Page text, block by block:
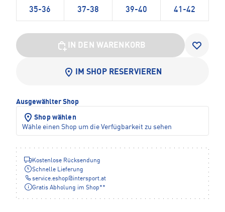
35-36 37-38 39-40 41-42
IN DEN WARENKORB
IM SHOP RESERVIEREN
Ausgewählter Shop
Shop wählen
Wähle einen Shop um die Verfügbarkeit zu sehen
Kostenlose Rücksendung
Schnelle Lieferung
service.eshop@intersport.at
Gratis Abholung im Shop**